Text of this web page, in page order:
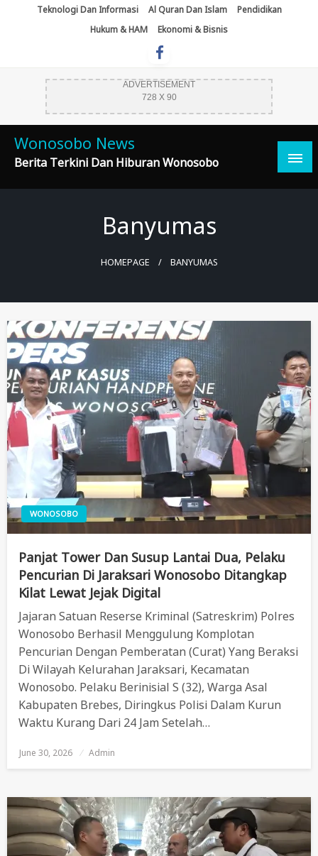
Teknologi Dan Informasi Al Quran Dan Islam
Pendidikan
Hukum & HAM
Ekonomi & Bisnis
ADVERTISEMENT
728 X 90
Wonosobo News
Berita Terkini Dan Hiburan Wonosobo
Banyumas
HOMEPAGE BANYUMAS
WONOSOBO
Panjat Tower Dan Susup Lantai Dua, Pelaku
Pencurian Di Jaraksari Wonosobo Ditangkap
Kilat Lewat Jejak Digital
Jajaran Satuan Reserse Kriminal (Satreskrim) Polres
Wonosobo Berhasil Menggulung Komplotan
Pencurian Dengan Pemberatan (curat) Yang Beraksi
Di Wilayah Kelurahan Jaraksari, Kecamatan
Wonosobo. Pelaku Berinisial S (32), Warga Asal
Kabupaten Brebes, Diringkus Polisi Dalam Kurun
Waktu Kurang Dari 24 Jam Setelah…
Posted
June 30, 2026 Admin